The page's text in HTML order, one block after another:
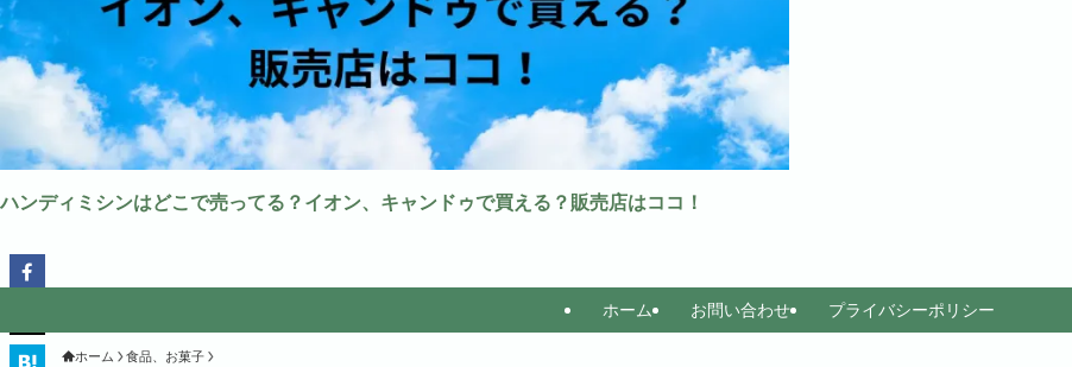
ホーム お問い合わせ プライバシーポリシー
ハンディミシンはどこで売ってる？イオン、キャンドゥで買える？販売店はココ！
ホーム 食品、お菓子